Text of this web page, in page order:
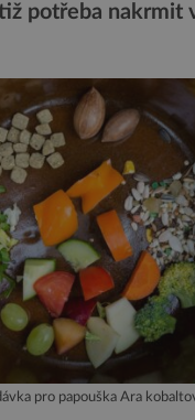
potřeba nakrmit
pro papouška Ara